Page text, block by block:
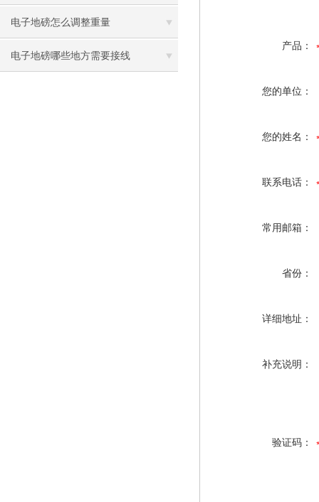
电子地磅怎么调整重量
电子地磅哪些地方需要接线
产品：
您的单位：
您的姓名：
联系电话：
常用邮箱：
省份：
详细地址：
补充说明：
验证码：